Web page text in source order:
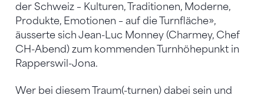
der Schweiz – Kulturen, Traditionen, Moderne,
Produkte, Emotionen – auf die Turnfläche»,
äusserte sich Jean-Luc Monney (Charmey, Chef
CH-Abend) zum kommenden Turnhöhepunkt in
Rapperswil-Jona.
Wer bei diesem Traum(-turnen) dabei sein und